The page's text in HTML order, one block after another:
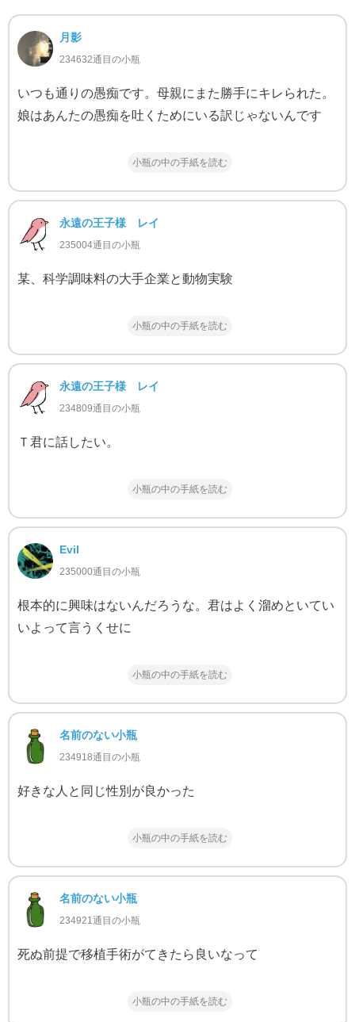
月影
234632通目の小瓶
いつも通りの愚痴です。母親にまた勝手にキレられた。
娘はあんたの愚痴を吐くためにいる訳じゃないんです
小瓶の中の手紙を読む
永遠の王子様 レイ
235004通目の小瓶
某、科学調味料の大手企業と動物実験
小瓶の中の手紙を読む
永遠の王子様 レイ
234809通目の小瓶
Ｔ君に話したい。
小瓶の中の手紙を読む
Evil
235000通目の小瓶
根本的に興味はないんだろうな。君はよく溜めといてい
いよって言うくせに
小瓶の中の手紙を読む
名前のない小瓶
234918通目の小瓶
好きな人と同じ性別が良かった
小瓶の中の手紙を読む
名前のない小瓶
234921通目の小瓶
死ぬ前提で移植手術がてきたら良いなって
小瓶の中の手紙を読む